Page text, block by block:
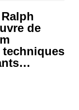
de
techniques